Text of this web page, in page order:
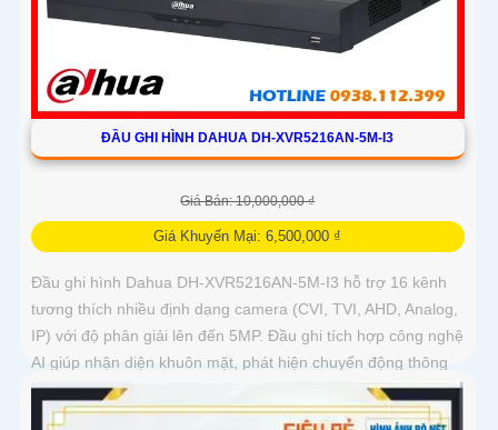
ĐẦU GHI HÌNH DAHUA DH-XVR5216AN-5M-I3
Giá Bán: 10,000,000 ₫
Giá Khuyến Mại: 6,500,000 ₫
Đầu ghi hình Dahua DH-XVR5216AN-5M-I3 hỗ trợ 16 kênh
tương thích nhiều định dạng camera (CVI, TVI, AHD, Analog,
IP) với độ phân giải lên đến 5MP. Đầu ghi tích hợp công nghệ
AI giúp nhận diện khuôn mặt, phát hiện chuyển động thông
minh